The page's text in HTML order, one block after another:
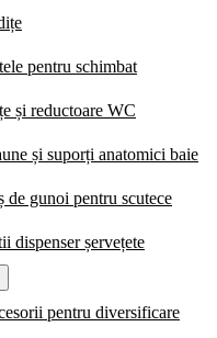
pentru schimbat
și reductoare WC
și suporți anatomici baie
de gunoi pentru scutece
dispenser șervețete
pentru diversificare